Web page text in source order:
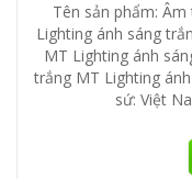
Tên sản phẩm:
Lighting ánh sáng
MT Lighting ánh
trắng MT Lighting
sứ: Việt